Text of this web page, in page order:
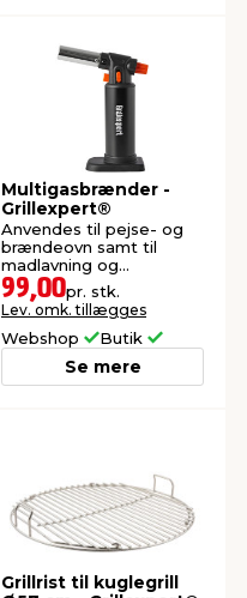
Multigasbrænder -
Grillexpert®
Anvendes til pejse- og
brændeovn samt til
madlavning og
desserter.
99,00pr. stk.
Lev. omk. tillægges
Webshop Butik
Se mere
Grillrist til kuglegrill